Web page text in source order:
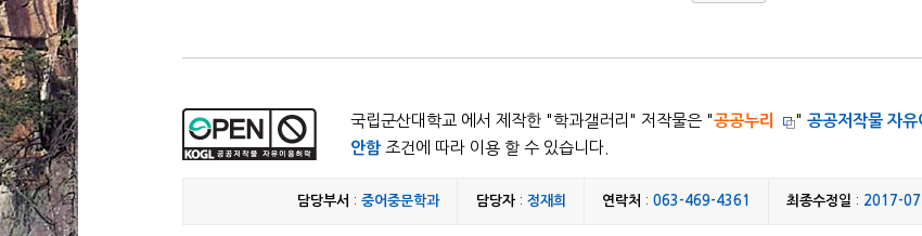
국립군산대학교 에서 제작한 " 학과갤러리 " 저작물은 "공공누리 " 공공저작물 자
안함조건에 따라 이용 할 수 있습니다.
담당부서 :중어중문학과 담당자: 정재희 연락처 : 063-469-4361 최종수정일 : 2017-